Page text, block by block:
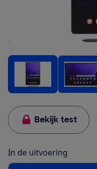
Bekijk test
In de uitvoering